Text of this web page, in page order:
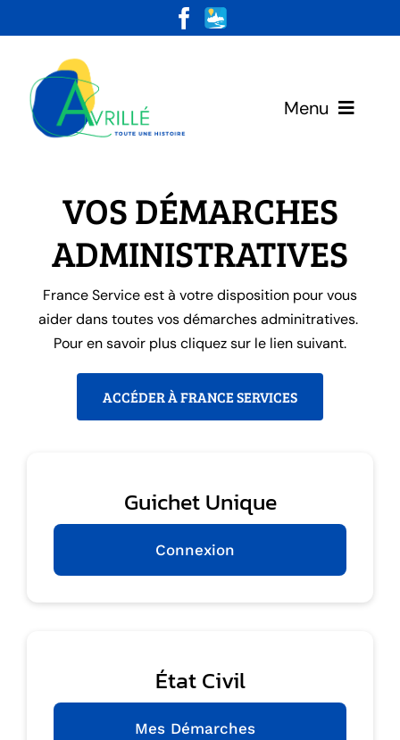
to
Menu
Vivre & Habiter
VOS DÉMARCHES
ADMINISTRATIVES
France Service est à votre disposition pour vous
aider dans toutes vos démarches adminitratives.
Pour en savoir plus cliquez sur le lien suivant.
ACCÉDER À FRANCE SERVICES
Guichet Unique
Connexion
État Civil
Mes Démarches